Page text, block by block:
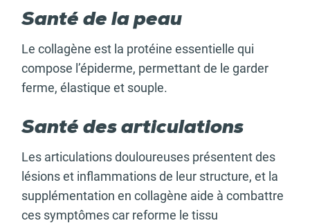
Santé de la peau
Le collagène est la protéine essentielle qui
compose l’épiderme, permettant de le garder
ferme, élastique et souple.
Santé des articulations
Les articulations douloureuses présentent des
lésions et inflammations de leur structure, et la
supplémentation en collagène aide à combattre
ces symptômes car reforme le tissu